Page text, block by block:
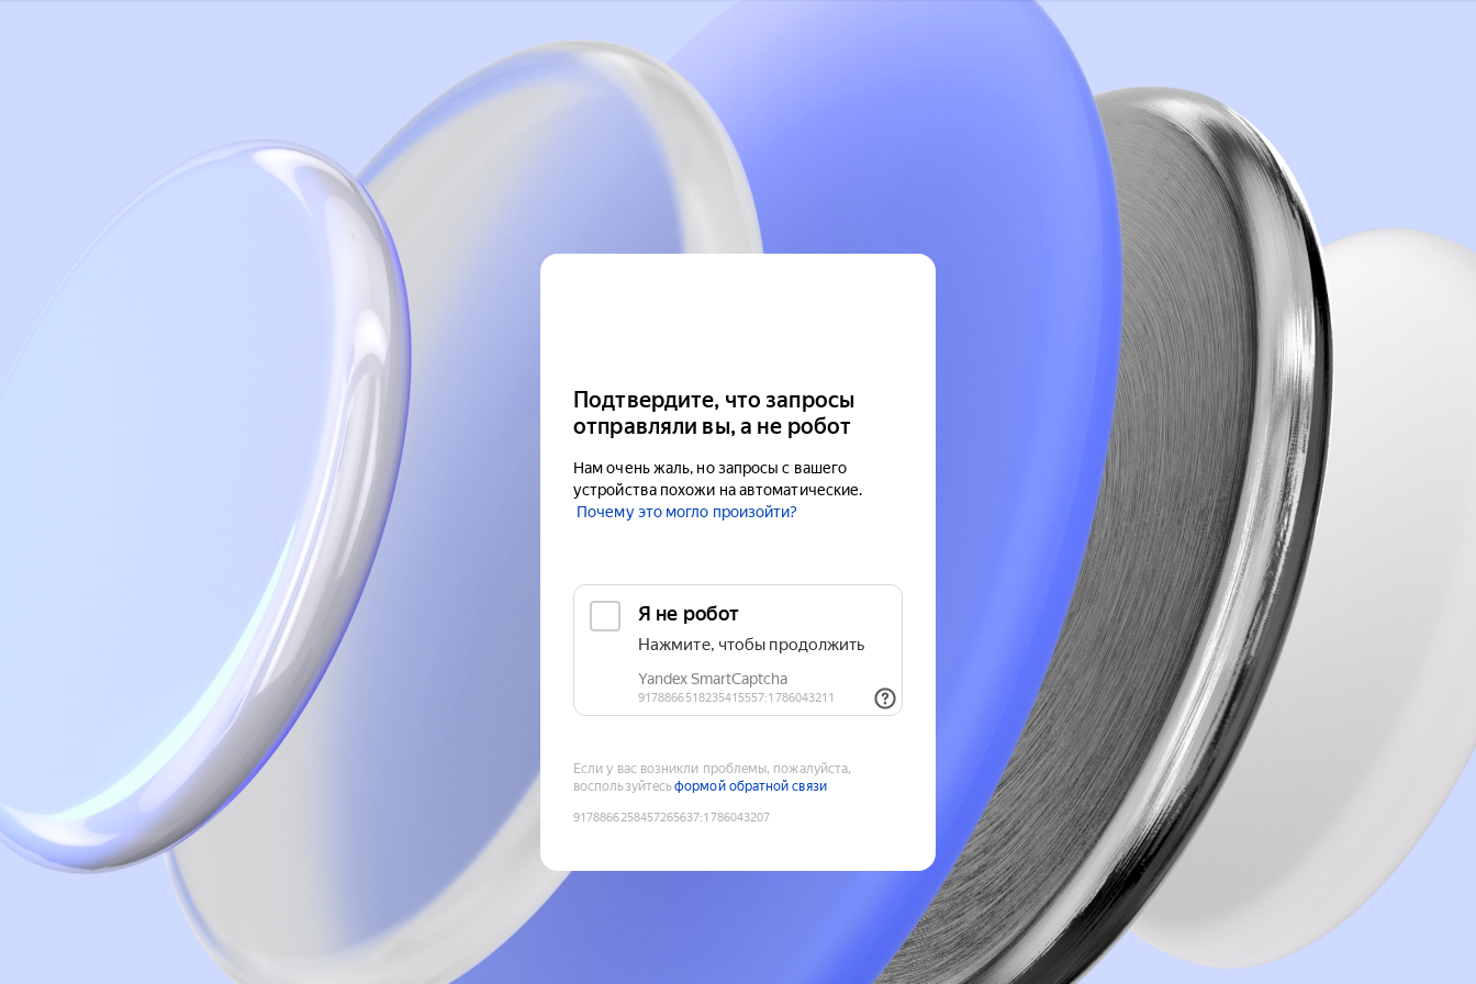
Подтвердите, что запросы
отправляли вы, а не робот
Нам очень жаль, но запросы с вашего
устройства похожи на автоматические.
Почему это могло произойти?
Если у вас возникли проблемы, пожалуйста,
воспользуйтесьформой обратной связи
9178866258457265637:1786043207